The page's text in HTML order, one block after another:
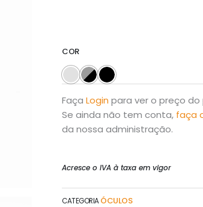
COR
Faça Login para ver o preço do
Se ainda não tem conta, faça
da nossa administração.
Acresce o IVA à taxa em vigor
CATEGORIA ÓCULOS